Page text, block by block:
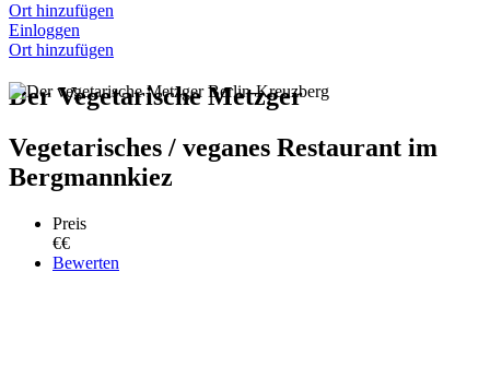
Ort hinzufügen
Einloggen
Ort hinzufügen
Der Vegetarische Metzger
Vegetarisches / veganes Restaurant im
Bergmannkiez
Preis
€€
Bewerten